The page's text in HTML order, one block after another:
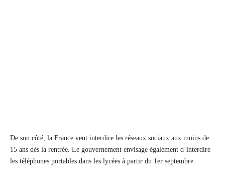
De son côté, la France veut interdire les réseaux sociaux aux moins de
15 ans dès la rentrée. Le gouvernement envisage également d’interdire
les téléphones portables dans les lycées à partir du 1er septembre.